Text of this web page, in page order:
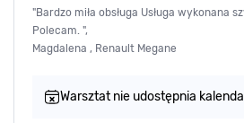
"Bardzo miła obsługa Usługa wykonana
Polecam. ",
Magdalena , Renault Megane
Warsztat nie udostępnia